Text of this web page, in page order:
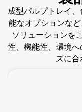
成型パルプトレイ
能なオプションな
ソリューションを
性、機能性、環境
ズに合